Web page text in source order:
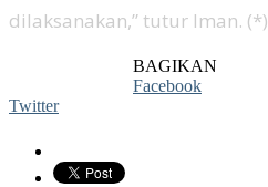
dilaksanakan,” tutur Iman. (*)
BAGIKAN
Facebook
Twitter